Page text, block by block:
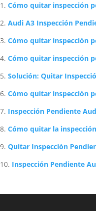
Cómo quitar inspección
Audi A3 Inspección
Cómo quitar inspección
Cómo quitar inspección
Solución: Quitar
Cómo quitar inspección
Inspección Pendiente
Cómo quitar la
Quitar Inspección
Inspección Pendiente